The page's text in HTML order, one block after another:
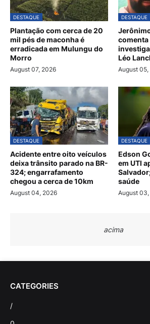
DESTAQUE
Plantação com cerca de 20
mil pés de maconha é
erradicada em Mulungu do
Morro
August 07, 2026
DESTAQUE
comenta
Léo
August
DESTAQUE
Acidente entre oito veículos
deixa trânsito parado na BR-
324; engarrafamento
chegou a cerca de 10km
August 04, 2026
DESTAQUE
Edson
em UTI
saúde
August
acima
CATEGORIES
/